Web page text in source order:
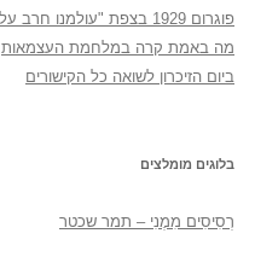
פוגרום 1929 בצפת "עולמנו חרב עלינו"
מה באמת קרה במלחמת העצמאות
ביום הזיכרון לשואה כל הקישורים
בלוגים מומלצים
רְסִיסִים מִמֶנִי – תמר שכטר